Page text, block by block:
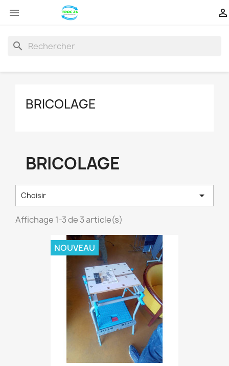
 
search
BRICOLAGE
BRICOLAGE
Choisir 
Affichage 1-3 de 3 article(s)
NOUVEAU